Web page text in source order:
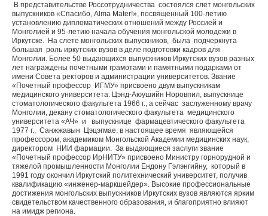
В представительстве Россотрудничества состоялся слет монгольских
выпускников «Спасибо, Alma Mater!», посвященный 100-летию
установлению дипломатических отношений между Россией и
Монголией и 95-летию начала обучения монгольской молодежи в
Иркутске. На слете монгольских выпускников, была подчеркнута
большая роль иркутских вузов в деле подготовки кадров для
Монголии. Более 50 выдающихся выпускников Иркутских вузов разных
лет награждены почетными грамотами и памятными подарками от
имени Совета ректоров и администрации университетов. Звание
«Почетный профессор ИГМУ» присвоено двум выпускникам
медицинского университета: Цэнд-Аюушийн Норовпил, выпускнице
стоматологического факультета 1966 г., а сейчас заслуженному врачу
Монголии, декану стоматологического факультета медицинского
университета «АЧ» и выпускнице фармацевтического факультета
1977 г., Санжжавын Цэцэгмае, в настоящее время являющейся
профессором, академиком Монгольской Академии медицинских наук,
директором НИИ фармации. За выдающиеся заслуги звание
«Почетный профессор ИрНИТУ» присвоено Министру горнорудной и
тяжелой промышленности Монголии Ендону Гэлэнгийну, который в
1991 году окончил Иркутский политехнический университет, получив
квалификацию «инженер-маркшейдер». Высокие профессиональные
достижения монгольских выпускников Иркутских вузов являются ярким
свидетельством качественного образования, и благоприятно влияют
на имидж региона.